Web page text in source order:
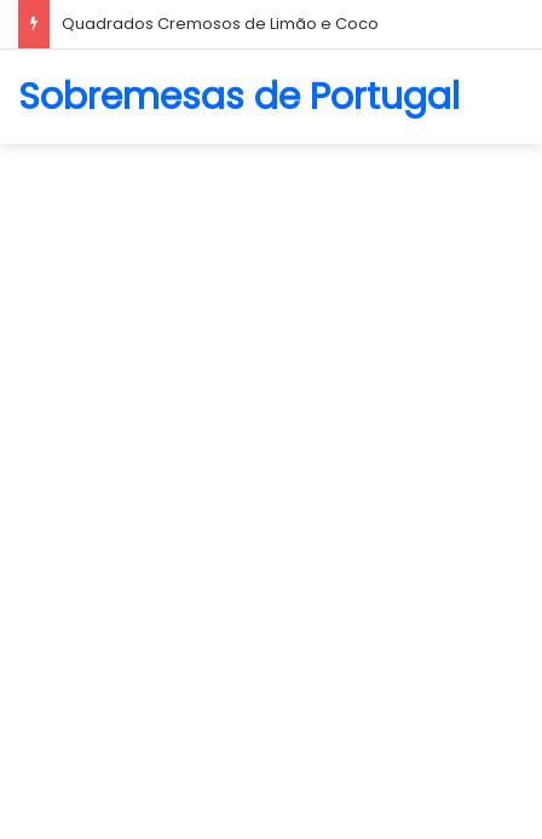
Biscoito Amanteigado
Sobremesas de Portugal